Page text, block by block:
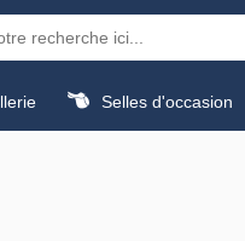
Selles d'occasion